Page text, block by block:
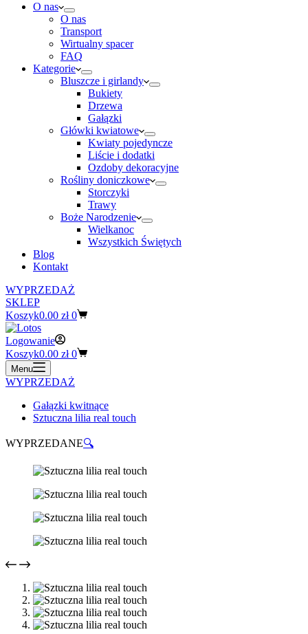
O nas
O nas
Transport
Wirtualny spacer
FAQ
Kategorie
Bluszcze i girlandy
Bukiety
Drzewa
Gałązki
Główki kwiatowe
Kwiaty pojedyncze
Liście i dodatki
Ozdoby dekoracyjne
Rośliny doniczkowe
Storczyki
Trawy
Boże Narodzenie
Wielkanoc
Wszystkich Świętych
Blog
Kontakt
WYPRZEDAŻ
SKLEP
Koszyk0.00 zł 0
Logowanie
Koszyk0.00 zł 0
Menu
WYPRZEDAŻ
Gałązki kwitnące
Sztuczna lilia real touch
WYPRZEDANE🔍